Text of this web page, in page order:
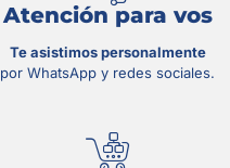
Atención para vos
Te asistimos personalmente
por WhatsApp y redes sociales.